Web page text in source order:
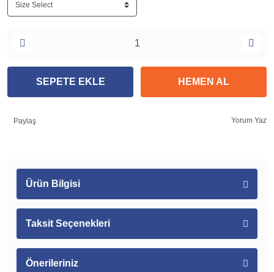
SEPETE EKLE HEMEN AL
Paylaş Yorum Yaz
Ürün Bilgisi
Taksit Seçenekleri
Önerileriniz